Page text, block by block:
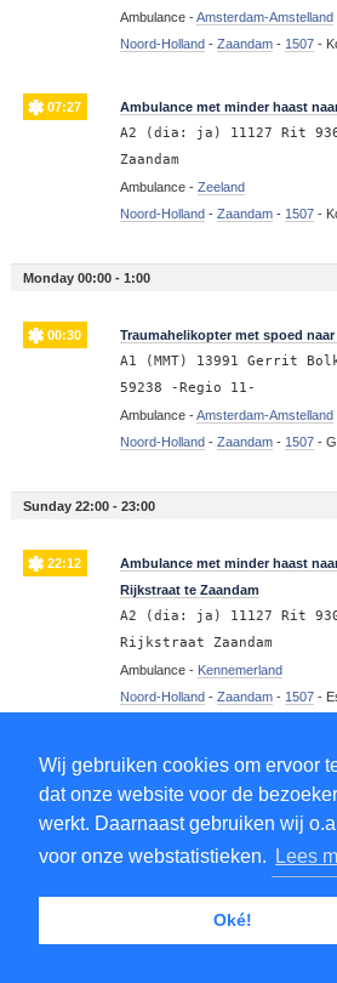
Wij gebruiken cookies om ervoor
dat onze website voor de
werkt. Daarnaast gebruiken wij
voor onze webstatistieken.
Lees
Oké!
Ambulance -Amsterdam-Amstelland
Noord-Holland - Zaandam- 1507-
07:27 Ambulance met minder haast
A2 (dia: ja) 11127 Rit
Zaandam
Ambulance - Zeeland
Noord-Holland - Zaandam- 1507-
Monday 00:00 - 1:00
00:30 Traumahelikopter met spoed
A1 (MMT) 13991 Gerrit
59238 -Regio 11-
Ambulance -Amsterdam-Amstelland
Noord-Holland - Zaandam- 1507-
Sunday 22:00 - 23:00
22:12
Ambulance met minder haast
Rijkstraat te Zaandam
A2 (dia: ja) 11127 Rit
Rijkstraat Zaandam
Ambulance - Kennemerland
Noord-Holland - Zaandam- 1507-
Sunday 12:00 - 13:00
Ambulance, gepland vervoer
B2 Stastokstraat SGRAVH
Kennemerland